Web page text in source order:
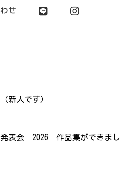
せ
新人です）
発表会 2026 作品集ができまし